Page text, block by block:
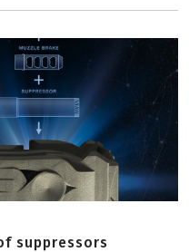
suppressors